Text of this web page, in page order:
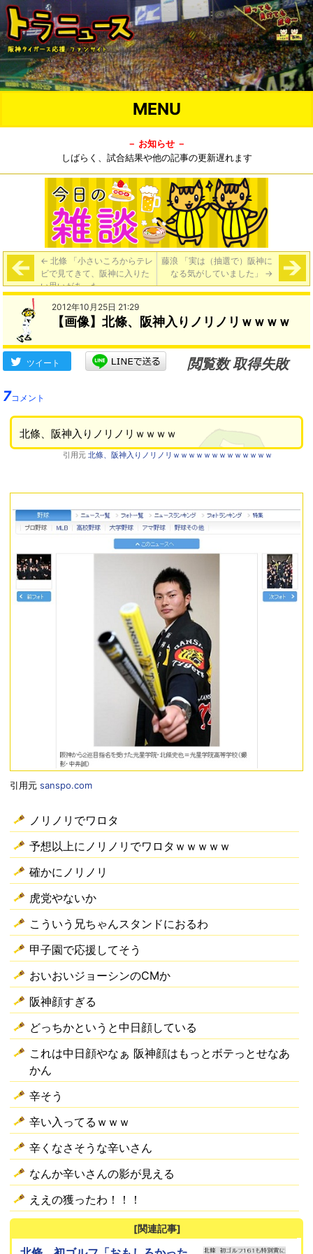
MENU
－ お知らせ －
しばらく、試合結果や他の記事の更新遅れます
← 北條 「小さいころからテレ
ビで見てきて、阪神に入りた
い思いがあった」
藤浪 「実は（抽選で）阪神に
なる気がしていました」 →
2012年10月25日 21:29
【画像】北條、阪神入りノリノリｗｗｗｗ
ツイート
閲覧数 取得失敗
7コメント
北條、阪神入りノリノリｗｗｗｗ
引用元 北條、阪神入りノリノリｗｗｗｗｗｗｗｗｗｗｗｗｗ
引用元sanspo.com
ノリノリでワロタ
予想以上にノリノリでワロタｗｗｗｗｗ
確かにノリノリ
虎党やないか
こういう兄ちゃんスタンドにおるわ
甲子園で応援してそう
おいおいジョーシンのCMか
阪神顔すぎる
どっちかというと中日顔している
これは中日顔やなぁ 阪神顔はもっとボテっとせなあ
かん
辛そう
辛い入ってるｗｗｗ
辛くなさそうな辛いさん
なんか辛いさんの影が見える
ええの獲ったわ！！！
[関連記事]